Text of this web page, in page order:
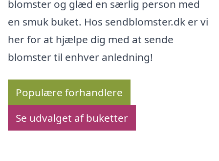
blomster og glæd en særlig person med
en smuk buket. Hos sendblomster.dk er vi
her for at hjælpe dig med at sende
blomster til enhver anledning!
Populære forhandlere
Se udvalget af buketter